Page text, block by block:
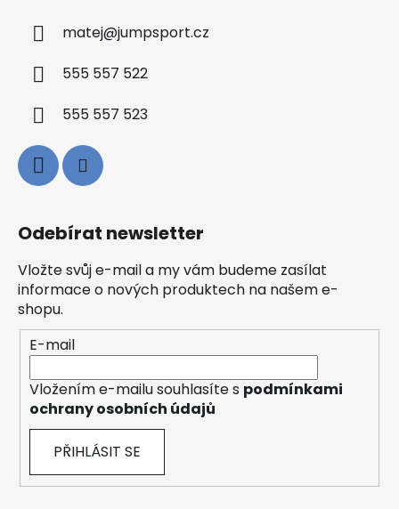
matej@jumpsport.cz
555 557 522
555 557 523
Odebírat newsletter
Vložte svůj e-mail a my vám budeme zasílat
informace o nových produktech na našem e-
shopu.
E-mail
Vložením e-mailu souhlasíte s podmínkami
ochrany osobních údajů
PŘIHLÁSIT SE